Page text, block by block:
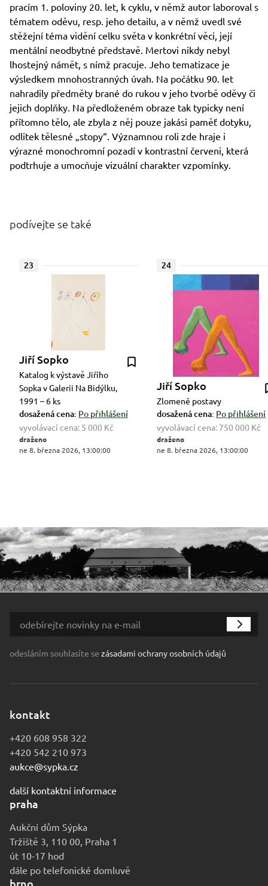
pracím 1. poloviny 20. let, k cyklu, v němž autor laboroval s
tématem oděvu, resp. jeho detailu, a v němž uvedl své
stěžejní téma vidění celku světa v konkrétní věci, její
mentální neodbytné představě. Mertovi nikdy nebyl
lhostejný námět, s nímž pracuje. Jeho tematizace je
výsledkem mnohostranných úvah. Na počátku 90. let
nahradily předměty brané do rukou v jeho tvorbě oděvy či
jejich doplňky. Na předloženém obraze tak typicky není
přítomno tělo, ale zbyla z něj pouze jakási paměť dotyku,
odlitek tělesné „stopy“. Významnou roli zde hraje i
výrazné monochromní pozadí v kontrastní červeni, která
podtrhuje a umocňuje vizuální charakter vzpomínky.
podívejte se také
23
Jiří Sopko
Katalog k výstavě Jiřího
Sopka v Galerii Na Bidýlku,
1991 – 6 ks
dosažená cena: Po přihlášení
vyvolávací cena: 5 000 Kč
draženo
ne 8. března 2026, 13:00:00
24
Jiří Sopko
Zlomené postavy
dosažená cena: Po přihlášení
vyvolávací cena: 750 000 Kč
draženo
ne 8. března 2026, 13:00:00
odesláním souhlasíte se zásadami ochrany osobních údajů
kontakt
+420 608 958 322
+420 542 210 973
aukce@sypka.cz
další kontaktní informace
praha
Aukční dům Sýpka
Tržiště 3, 110 00, Praha 1
út 10-17 hod
dále po telefonické domluvě